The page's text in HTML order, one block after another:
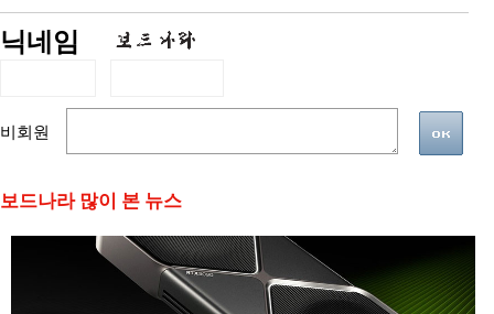
닉네임
비회원
보드나라 많이 본 뉴스